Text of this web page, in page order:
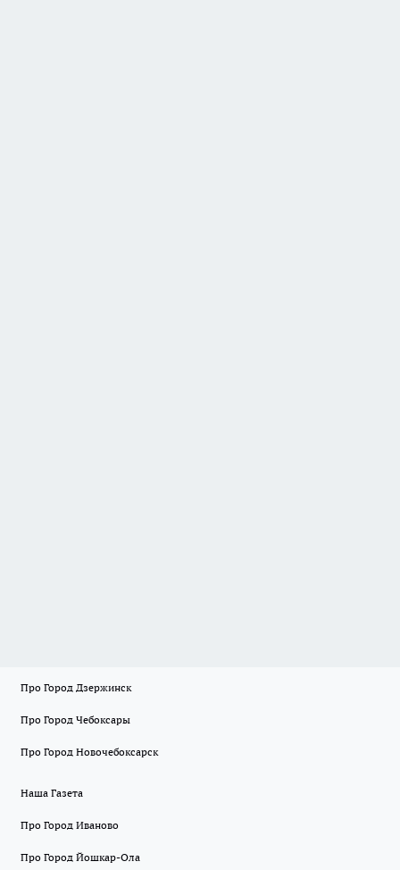
Про Город Дзержинск
Про Город Чебоксары
Про Город Новочебоксарск
Наша Газета
Про Город Иваново
Про Город Йошкар-Ола